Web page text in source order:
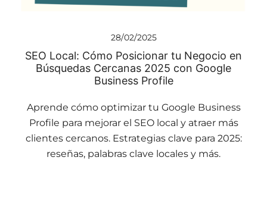
28/02/2025
SEO Local: Cómo Posicionar tu Negocio en
Búsquedas Cercanas 2025 con Google
Business Profile
Aprende cómo optimizar tu Google Business
Profile para mejorar el SEO local y atraer más
clientes cercanos. Estrategias clave para 2025:
reseñas, palabras clave locales y más.